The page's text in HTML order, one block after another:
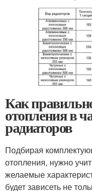
Как
отопления в
радиаторов
Подбирая
отопления, нужно
желаемые
будет зависеть не